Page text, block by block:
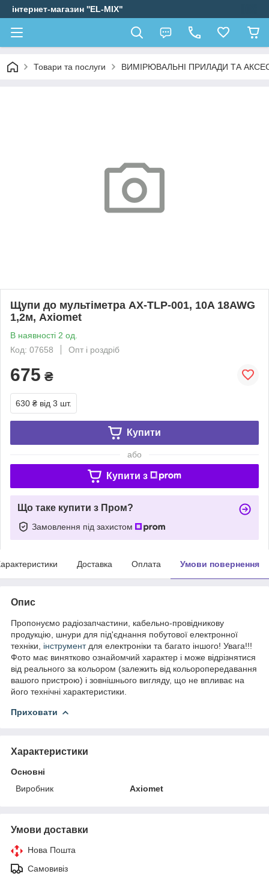
інтернет-магазин ''EL-MIX"
Товари та послуги ВИМІРЮВАЛЬНІ ПРИЛАДИ ТА
Щупи до мультіметра AX-TLP-001, 10A 18AWG
1,2м, Axiomet
В наявності 2 од.
Код: 07658
Опт і роздріб
675 ₴
630 ₴ від 3 шт.
Купити
або
Купити з
Що таке купити з Пром?
Замовлення під захистом
Доставка Оплата Умови повернення
Опис
Пропонуємо радіозапчастини, кабельно-провідникову
продукцію, шнури для під'єднання побутової електронної
техніки, інструментдля електроніки та багато іншого! Увага!!!
Фото має винятково ознайомчий характер і може відрізнятися
від реального за кольором (залежить від кольоропередавання
вашого пристрою) і зовнішнього вигляду, що не впливає на
його технічні характеристики.
Приховати
Характеристики
Основні
Виробник
Axiomet
Умови доставки
Нова Пошта
Самовивіз